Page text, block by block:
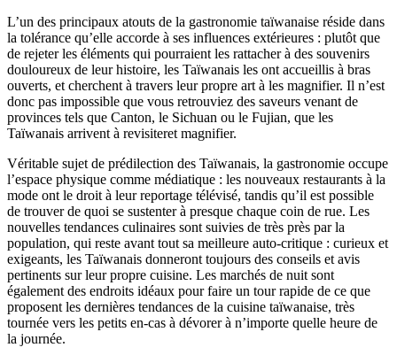
L’un des principaux atouts de la gastronomie taïwanaise réside dans
la tolérance qu’elle accorde à ses influences extérieures : plutôt que
de rejeter les éléments qui pourraient les rattacher à des souvenirs
douloureux de leur histoire, les Taïwanais les ont accueillis à bras
ouverts, et cherchent à travers leur propre art à les magnifier. Il n’est
donc pas impossible que vous retrouviez des saveurs venant de
provinces tels que Canton, le Sichuan ou le Fujian, que les
Taïwanais arrivent à revisiteret magnifier.
Véritable sujet de prédilection des Taïwanais, la gastronomie occupe
l’espace physique comme médiatique : les nouveaux restaurants à la
mode ont le droit à leur reportage télévisé, tandis qu’il est possible
de trouver de quoi se sustenter à presque chaque coin de rue. Les
nouvelles tendances culinaires sont suivies de très près par la
population, qui reste avant tout sa meilleure auto-critique : curieux et
exigeants, les Taïwanais donneront toujours des conseils et avis
pertinents sur leur propre cuisine. Les marchés de nuit sont
également des endroits idéaux pour faire un tour rapide de ce que
proposent les dernières tendances de la cuisine taïwanaise, très
tournée vers les petits en-cas à dévorer à n’importe quelle heure de
la journée.